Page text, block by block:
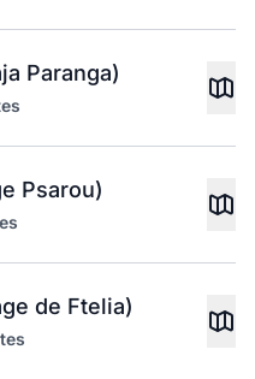
Paranga)
Psarou)
de Ftelia)